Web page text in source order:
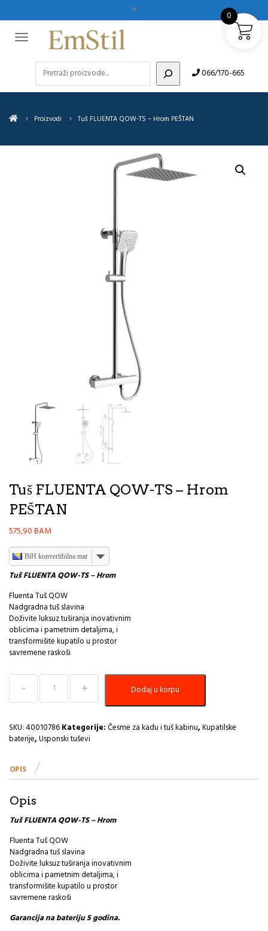
066/170-665
Proizvodi Tuš FLUENTA QOW-TS – Hrom PEŠTAN
Tuš FLUENTA QOW-TS – Hrom
PEŠTAN
575,90BAM
BiH konvertibilna marka
Tuš FLUENTA QOW-TS – Hrom
Fluenta Tuš QOW
Nadgradna tuš slavina
Doživite luksuz tuširanja inovativnim
oblicima i pametnim detaljima, i
transformišite kupatilo u prostor
savremene raskoši
Tuš
FLUENTA
QOW-
-
Hrom
PEŠTAN
količina
Dodaj u korpu
SKU:40010786Kategorije:Česme za kadu i tuš kabinu,Kupatilske
baterije,Usponski tuševi
OPIS
Opis
Tuš FLUENTA QOW-TS – Hrom
Fluenta Tuš QOW
Nadgradna tuš slavina
Doživite luksuz tuširanja inovativnim
oblicima i pametnim detaljima, i
transformišite kupatilo u prostor
savremene raskoši
Garancija na bateriju 5 godina.
0